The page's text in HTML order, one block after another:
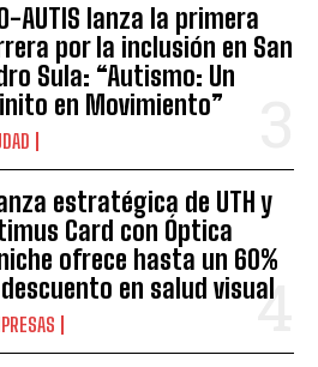
AUTIS lanza la primera
por la inclusión en San
Sula: “Autismo: Un
en Movimiento”
estratégica de UTH y
Card con Óptica
ofrece hasta un 60%
en salud visual